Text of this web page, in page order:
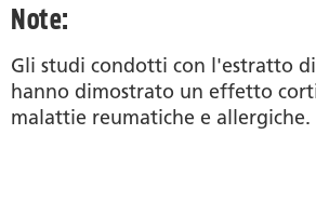
Note:
Gli studi condotti con l'estratto
hanno dimostrato un effetto
malattie reumatiche e allergiche.